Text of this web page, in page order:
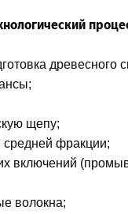
древесного
щепу;
фракции;
включений
волокна;